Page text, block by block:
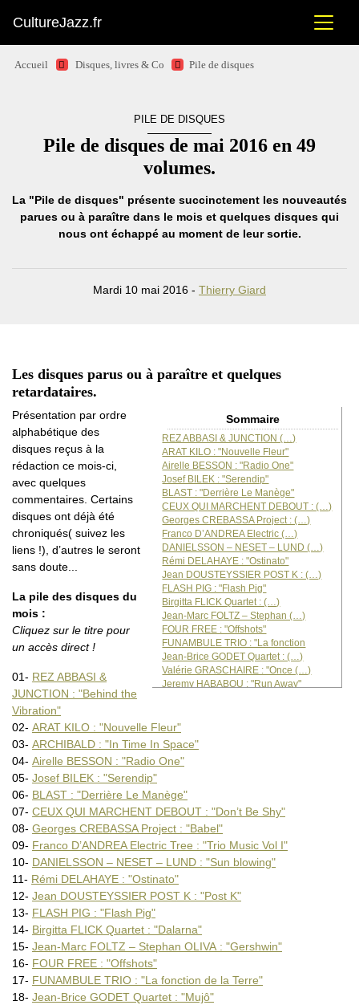
CultureJazz.fr
Accueil Disques, livres & Co Pile de disques
PILE DE DISQUES
Pile de disques de mai 2016 en 49
volumes.
La "Pile de disques" présente succinctement les nouveautés
parues ou à paraître dans le mois et quelques disques qui
nous ont échappé au moment de leur sortie.
Mardi 10 mai 2016 - Thierry Giard
Les disques parus ou à paraître et quelques
retardataires.
Sommaire
REZ ABBASI & JUNCTION (…)
ARAT KILO : "Nouvelle Fleur"
Airelle BESSON : "Radio One"
Josef BILEK : "Serendip"
BLAST : "Derrière Le Manège"
CEUX QUI MARCHENT DEBOUT : (…)
Georges CREBASSA Project : (…)
Franco D’ANDREA Electric (…)
DANIELSSON – NESET – LUND (…)
Rémi DELAHAYE : "Ostinato"
Jean DOUSTEYSSIER POST K : (…)
FLASH PIG : "Flash Pig"
Birgitta FLICK Quartet : (…)
Jean-Marc FOLTZ – Stephan (…)
FOUR FREE : "Offshots"
FUNAMBULE TRIO : "La fonction
Jean-Brice GODET Quartet : (…)
Valérie GRASCHAIRE : "Once (…)
Jeremy HABABOU : "Run Away"
JAZZ VIOLIN LEGENDS : "Jazz
Sabine KÜHLICH & Laia (…)
Dave LIEBMAN – Richie BEIRACH
MARACUJA : "Imaginarium"
MATHILDE : "Je les aime tous"
Leyla McCALLA : "A Day For (…)
MINUIT 10 : "Cheval à bascule"
Marie MOKATI : "Break Loose"
NEW ZION w. Cyro : "Sunshine
Aaron PARKS – Thomas FONNESBÆK
PING MACHINE : "Easy Listening
Gregory PORTER : "Take Me (…)
Olivier ROBIN : "Jungle Box"
Alfredo RODRIGUEZ : "Tocororo"
SMOKING MOUSE : "Nebula"
SPIRIT OF CHICAGO ORCHESTRA
Présentation par ordre
alphabétique des
disques reçus à la
rédaction ce mois-ci,
avec quelques
commentaires. Certains
disques ont déjà été
chroniqués( suivez les
liens !), d’autres le seront
sans doute...
La pile des disques du
mois :
Cliquez sur le titre pour
un accès direct !
01- REZ ABBASI &
JUNCTION : "Behind the
Vibration"
02- ARAT KILO : "Nouvelle Fleur"
03- ARCHIBALD : "In Time In Space"
04- Airelle BESSON : "Radio One"
05- Josef BILEK : "Serendip"
06- BLAST : "Derrière Le Manège"
07- CEUX QUI MARCHENT DEBOUT : "Don’t Be Shy"
08- Georges CREBASSA Project : "Babel"
09- Franco D’ANDREA Electric Tree : "Trio Music Vol I"
10- DANIELSSON – NESET – LUND : "Sun blowing"
11- Rémi DELAHAYE : "Ostinato"
12- Jean DOUSTEYSSIER POST K : "Post K"
13- FLASH PIG : "Flash Pig"
14- Birgitta FLICK Quartet : "Dalarna"
15- Jean-Marc FOLTZ – Stephan OLIVA : "Gershwin"
16- FOUR FREE : "Offshots"
17- FUNAMBULE TRIO : "La fonction de la Terre"
18- Jean-Brice GODET Quartet : "Mujô"